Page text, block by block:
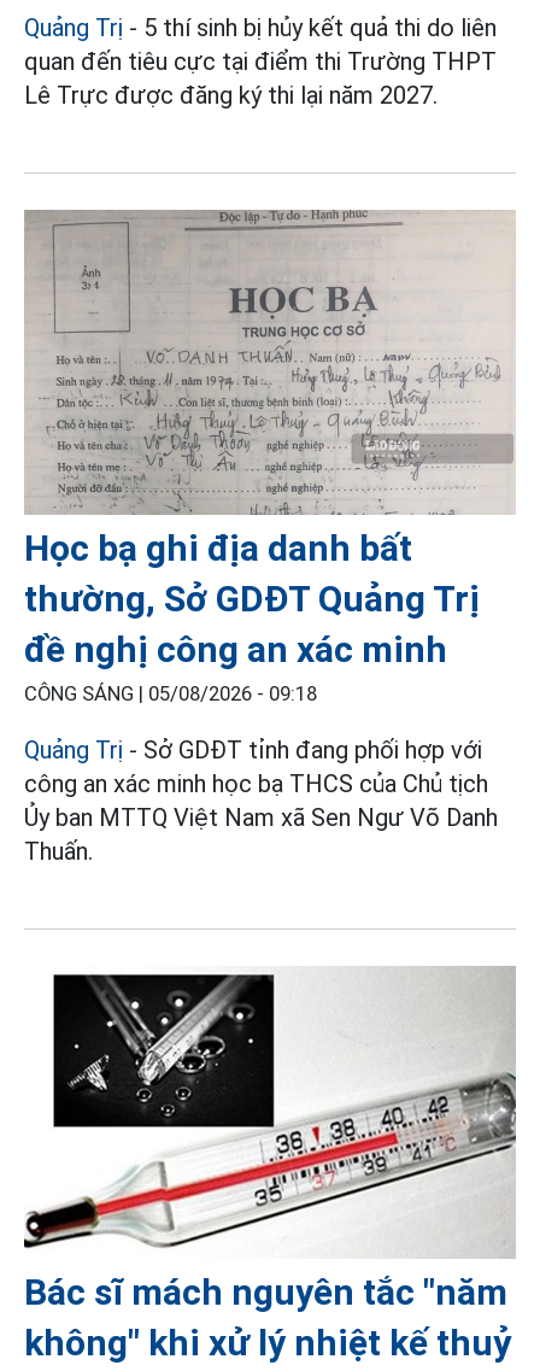
Quảng Trị - 5 thí sinh bị hủy kết quả thi do liên
quan đến tiêu cực tại điểm thi Trường THPT
Lê Trực được đăng ký thi lại năm 2027.
Học bạ ghi địa danh bất
thường, Sở GDĐT Quảng Trị
đề nghị công an xác minh
CÔNG SÁNG | 05/08/2026 - 09:18
Quảng Trị - Sở GDĐT tỉnh đang phối hợp với
công an xác minh học bạ THCS của Chủ tịch
Ủy ban MTTQ Việt Nam xã Sen Ngư Võ Danh
Thuấn.
Bác sĩ mách nguyên tắc "năm
không" khi xử lý nhiệt kế thuỷ